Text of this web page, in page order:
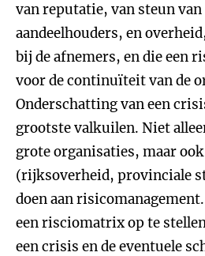
van reputatie, van steun
aandeelhouders, en
bij de afnemers, en die een
voor de continuïteit van de
Onderschatting van een
grootste valkuilen. Niet
grote organisaties, maar
(rijksoverheid, provinciale
doen aan
een risciomatrix op te
een crisis en de eventuele